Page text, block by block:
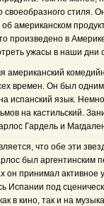
своеобразного стиля.
об американском
произведено в
ужасы в наши дни
американский
времен. Он был
испанский язык.
на кастильский.
Гардель и
что обе эти
был аргентинским
он принимал
Испании под
в кино, так и на